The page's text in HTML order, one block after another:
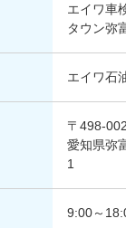
エイワ車
タウン弥
エイワ石
〒498-
愛知県弥
1
9:00～